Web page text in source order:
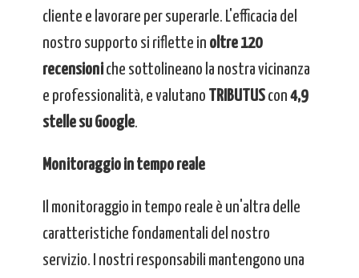
cliente e lavorare per superarle. L'efficacia del
nostro supporto si riflette in oltre 120
recensioniche sottolineano la nostra vicinanza
e professionalità, e valutano
TRIBUTUScon 4,9
stelle su Google.
Monitoraggio in tempo reale
Il monitoraggio in tempo reale è un'altra delle
caratteristiche fondamentali del nostro
servizio. I nostri responsabili mantengono una